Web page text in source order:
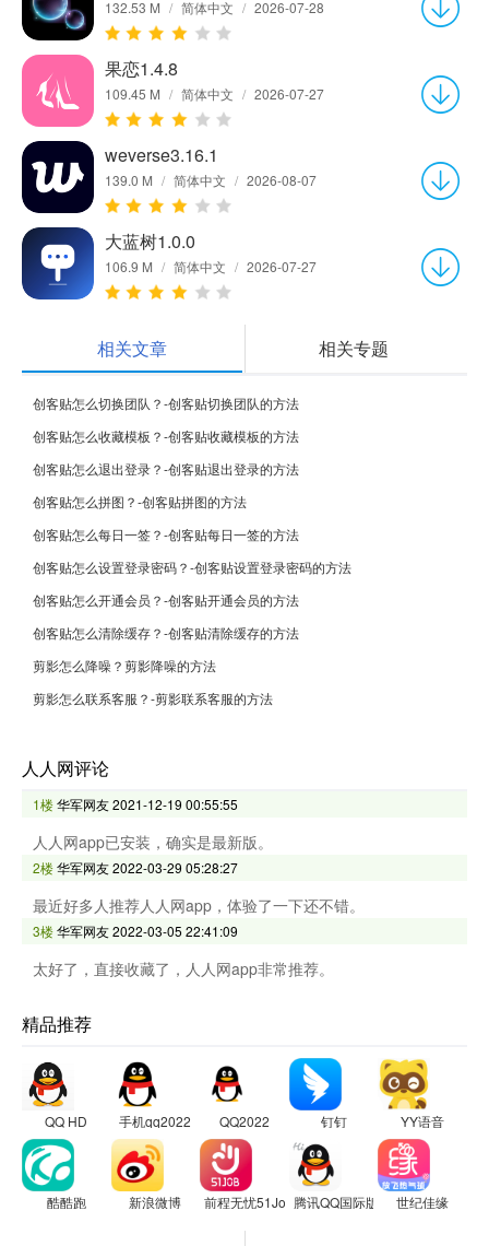
132.53 M / 简体中文 / 2026-07-28
果恋1.4.8
109.45 M / 简体中文 / 2026-07-27
weverse3.16.1
139.0 M / 简体中文 / 2026-08-07
大蓝树1.0.0
106.9 M / 简体中文 / 2026-07-27
相关文章 相关专题
创客贴怎么切换团队？-创客贴切换团队的方法
创客贴怎么收藏模板？-创客贴收藏模板的方法
创客贴怎么退出登录？-创客贴退出登录的方法
创客贴怎么拼图？-创客贴拼图的方法
创客贴怎么每日一签？-创客贴每日一签的方法
创客贴怎么设置登录密码？-创客贴设置登录密码的方法
创客贴怎么开通会员？-创客贴开通会员的方法
创客贴怎么清除缓存？-创客贴清除缓存的方法
剪影怎么降噪？剪影降噪的方法
剪影怎么联系客服？-剪影联系客服的方法
人人网评论
1楼华军网友2021-12-19 00:55:55
人人网app已安装，确实是最新版。
2楼华军网友2022-03-29 05:28:27
最近好多人推荐人人网app，体验了一下还不错。
3楼华军网友2022-03-05 22:41:09
太好了，直接收藏了，人人网app非常推荐。
精品推荐
QQ HD 手机qq2022 QQ2022 钉钉 YY语音
酷酷跑 新浪微博 前程无忧51Job 腾讯QQ国际版 世纪佳缘